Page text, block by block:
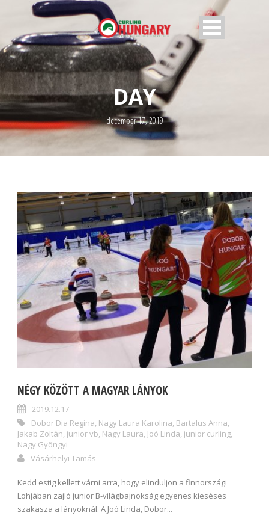
DAY
december 17, 2019
NÉGY KÖZÖTT A MAGYAR LÁNYOK
2019.12.17
Dobor Dia Regina, Nagy Laura Karolina, Bartalus Anna,
Jakab Zoltán, junior vb, Nagy Laura, Joó Linda, junior curling,
Nagy Gyöngyi
Vásárhelyi Tamás
Kedd estig kellett várni arra, hogy elinduljon a finnországi
Lohjában zajló junior B-világbajnokság egyenes kieséses
szakasza a lányoknál. A Joó Linda, Dobor...